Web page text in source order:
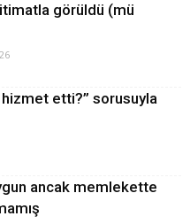
görüldü (mü
hizmet etti?” sorusuyla
ancak memlekette